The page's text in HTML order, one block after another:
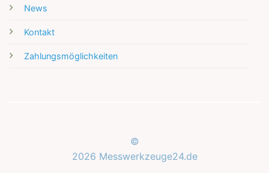
News
Kontakt
Zahlungsmöglichkeiten
©
2026 Messwerkzeuge24.de